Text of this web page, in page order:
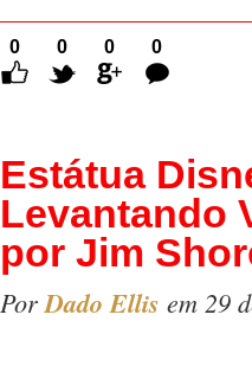
0 0 0
0
Comentários
Estátua
Levantando
por Jim
Por Dado Ellis em 29